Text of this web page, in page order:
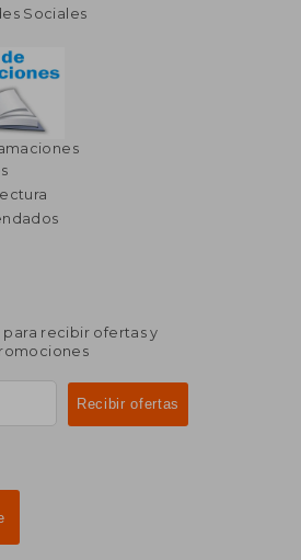
Sociales
recibir ofertas y